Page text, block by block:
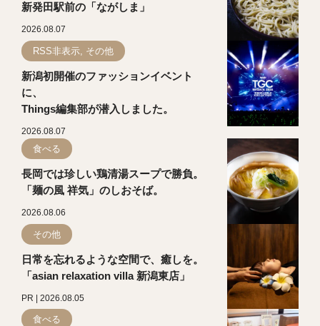
新発田駅前の「ながしま」
2026.08.07
RSS非表示, その他
新潟初開催のファッションイベント
に、
Things編集部が潜入しました。
2026.08.07
食べる
長岡では珍しい鶏清湯スープで勝負。
「麺の風 祥気」のしおそば。
2026.08.06
その他
日常を忘れるような空間で、癒しを。
「asian relaxation villa 新潟東店」
PR | 2026.08.05
食べる